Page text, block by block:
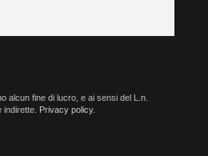
alcun fine di lucro, e ai sensi del L.n.
Privacy policy.